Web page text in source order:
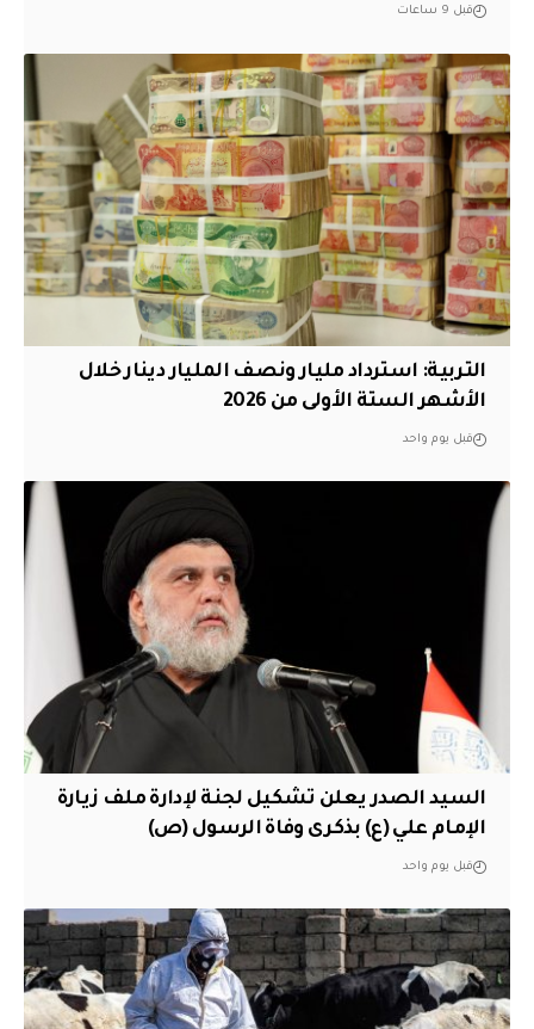
قبل 9 ساعات
التربية: استرداد مليار ونصف المليار دينار خلال
الأشهر الستة الأولى من 2026
قبل يوم واحد
السيد الصدر يعلن تشكيل لجنة لإدارة ملف زيارة
الإمام علي (ع) بذكرى وفاة الرسول (ص)
قبل يوم واحد